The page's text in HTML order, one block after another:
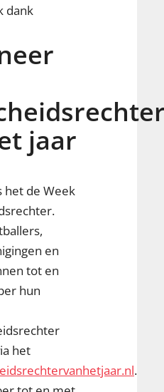
dank
jaar
het de Week
en
tot en
hun
het
.